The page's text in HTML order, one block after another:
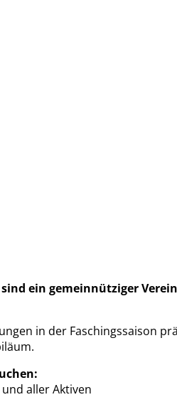
ein gemeinnütziger
in der Faschingssaison
aller Aktiven